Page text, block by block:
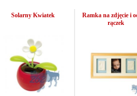
Solarny Kwiatek
Ramka na zdjęcie i
rączek